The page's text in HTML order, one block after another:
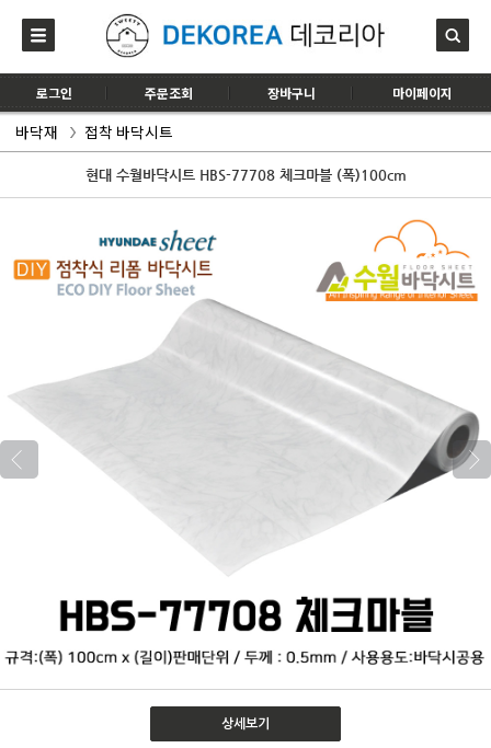
로그인 주문조회 장바구니 마이페이지
바닥재 접착 바닥시트
현대 수월바닥시트 HBS-77708 체크마블 (폭)100cm
상세보기